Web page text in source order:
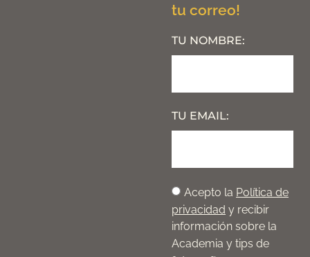
tu correo!
TU NOMBRE:
TU EMAIL:
Acepto la Política de
privacidad y recibir
información sobre la
Academia y tips de